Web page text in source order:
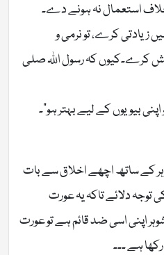
زیادتی کرے، تو نرمی و
کرے۔کیوں کہ رسول اللہ صلی
بیویوں کے لیے بہتر ہو”۔
کے ساتھ اچھے اخلاق سے بات
دلائے تاکہ یہ عورت
اپنی اسی ضد قائم ہے تو عورت
ہے ۔۔۔